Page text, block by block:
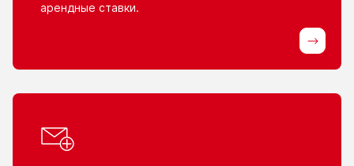
арендные ставки.